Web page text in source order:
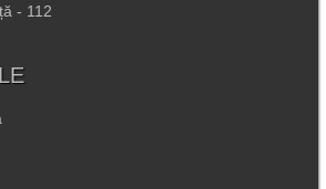
- 112